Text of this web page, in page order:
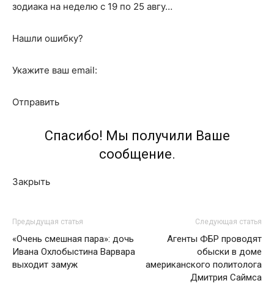
зодиака на неделю с 19 по 25 авгу…
Нашли ошибку?
Укажите ваш email:
Отправить
Спасибо! Мы получили Ваше
сообщение.
Закрыть
Предыдущая статья
«Очень смешная пара»: дочь
Ивана Охлобыстина Варвара
выходит замуж
Следующая статья
Агенты ФБР проводят
обыски в доме
американского политолога
Дмитрия Саймса